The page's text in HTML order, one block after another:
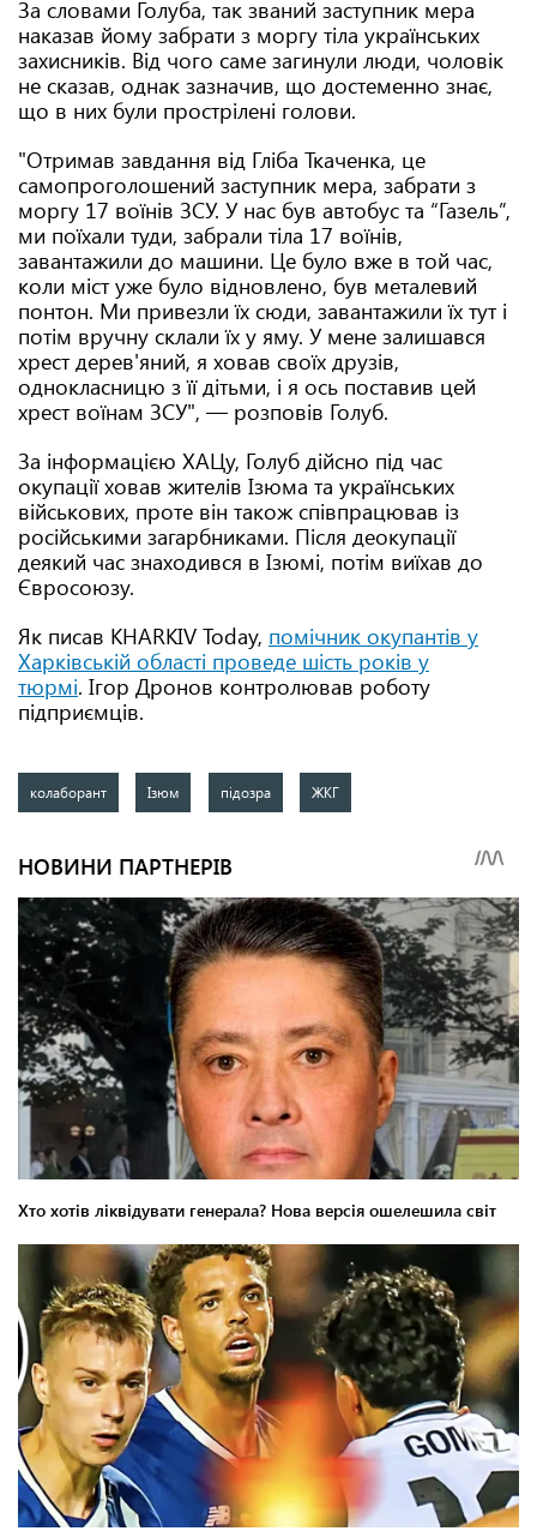
За словами Голуба, так званий заступник мера
наказав йому забрати з моргу тіла українських
захисників. Від чого саме загинули люди, чоловік
не сказав, однак зазначив, що достеменно знає,
що в них були прострілені голови.
"Отримав завдання від Гліба Ткаченка, це
самопроголошений заступник мера, забрати з
моргу 17 воїнів ЗСУ. У нас був автобус та “Газель”,
ми поїхали туди, забрали тіла 17 воїнів,
завантажили до машини. Це було вже в той час,
коли міст уже було відновлено, був металевий
понтон. Ми привезли їх сюди, завантажили їх тут і
потім вручну склали їх у яму. У мене залишався
хрест дерев'яний, я ховав своїх друзів,
однокласницю з її дітьми, і я ось поставив цей
хрест воїнам ЗСУ", — розповів Голуб.
За інформацією ХАЦу, Голуб дійсно під час
окупації ховав жителів Ізюма та українських
військових, проте він також співпрацював із
російськими загарбниками. Після деокупації
деякий час знаходився в Ізюмі, потім виїхав до
Євросоюзу.
Як писав KHARKIV Today, помічник окупантів у
Харківській області проведе шість років у
тюрмі. Ігор Дронов контролював роботу
підприємців.
колаборант Ізюм підозра ЖКГ